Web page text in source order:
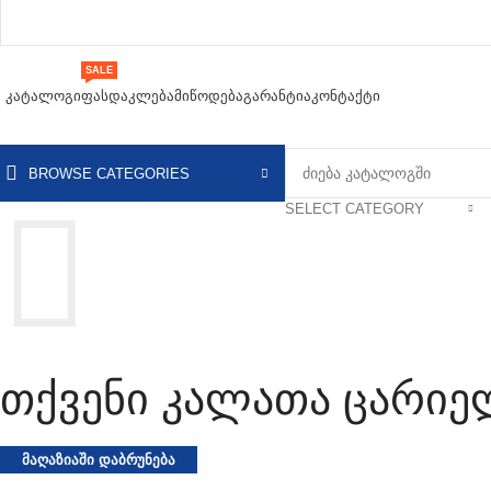
ᲙᲐᲢᲐᲚᲝᲒᲘᲤᲐᲡᲓᲐᲙᲚᲔᲑᲐ
SALE
ᲛᲘᲬᲝᲓᲔᲑᲐᲒᲐᲠᲐᲜᲢᲘᲐ ᲙᲝᲜᲢᲐᲥᲢᲘ
BROWSE CATEGORIES
SELECT CATEGORY
თქვენი კალათა
ᲛᲐᲦᲐᲖᲘᲐᲨᲘ ᲓᲐᲑᲠᲣᲜᲔᲑᲐ